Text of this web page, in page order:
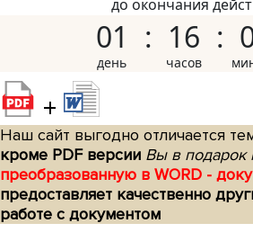
до окончания
01 16
+
Наш сайт выгодно отличается
кроме PDF версии Вы в подарок
преобразованную в WORD -
предоставляет качественно
работе с документом